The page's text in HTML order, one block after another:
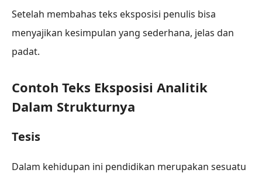
Setelah membahas teks eksposisi penulis bisa
menyajikan kesimpulan yang sederhana, jelas dan
padat.
Contoh Teks Eksposisi Analitik
Dalam Strukturnya
Tesis
Dalam kehidupan ini pendidikan merupakan sesuatu